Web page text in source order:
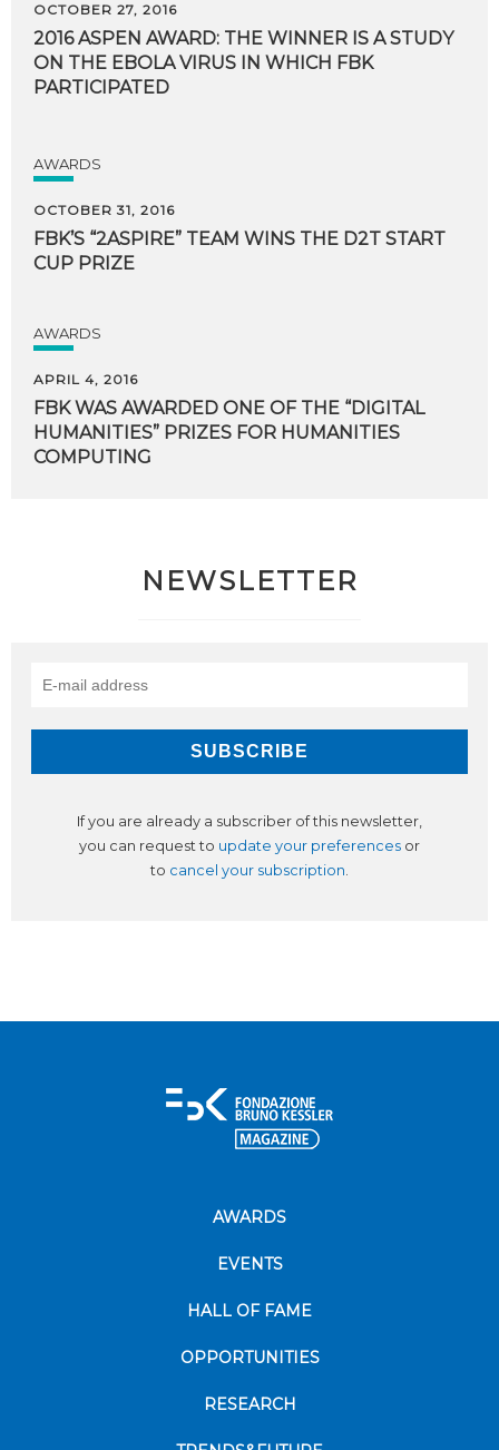
OCTOBER 27, 2016
2016 ASPEN AWARD: THE WINNER IS A STUDY
ON THE EBOLA VIRUS IN WHICH FBK
PARTICIPATED
AWARDS
OCTOBER 31, 2016
FBK’S “2ASPIRE” TEAM WINS THE D2T START
CUP PRIZE
AWARDS
APRIL 4, 2016
FBK WAS AWARDED ONE OF THE “DIGITAL
HUMANITIES” PRIZES FOR HUMANITIES
COMPUTING
NEWSLETTER
If you are already a subscriber of this newsletter,
you can request to update your preferences or
to cancel your subscription.
AWARDS
EVENTS
HALL OF FAME
OPPORTUNITIES
RESEARCH